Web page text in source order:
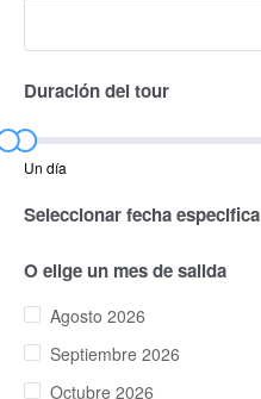
Duración del tour
Un día
Seleccionar fecha especifica
O elige un mes de salida
Agosto 2026
Septiembre 2026
Octubre 2026